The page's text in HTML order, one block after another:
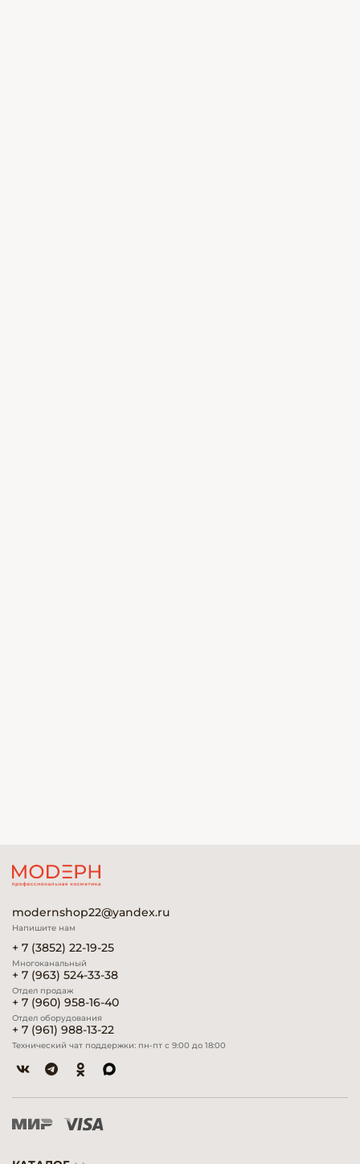
modernshop22@yandex.ru
Напишите нам
+ 7 (3852) 22-19-25
Многоканальный
+ 7 (963) 524-33-38
Отдел продаж
+ 7 (960) 958-16-40
Отдел оборудования
+ 7 (961) 988-13-22
Технический чат поддержки: пн-пт с 9:00 до 18:00